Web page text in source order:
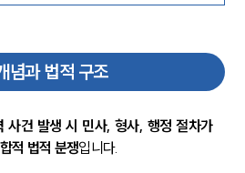
념과 법적 구조
사건 발생 시 민사, 형사, 행정 절차가
적 법적 분쟁입니다.